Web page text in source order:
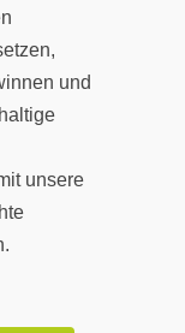
und
unsere